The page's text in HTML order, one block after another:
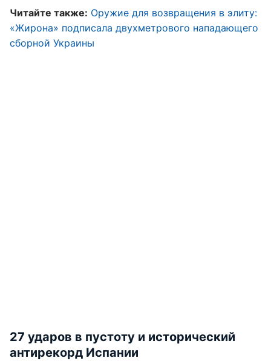
Читайте также: Оружие для возвращения в элиту:
«Жирона» подписала двухметрового нападающего
сборной Украины
27 ударов в пустоту и исторический
антирекорд Испании